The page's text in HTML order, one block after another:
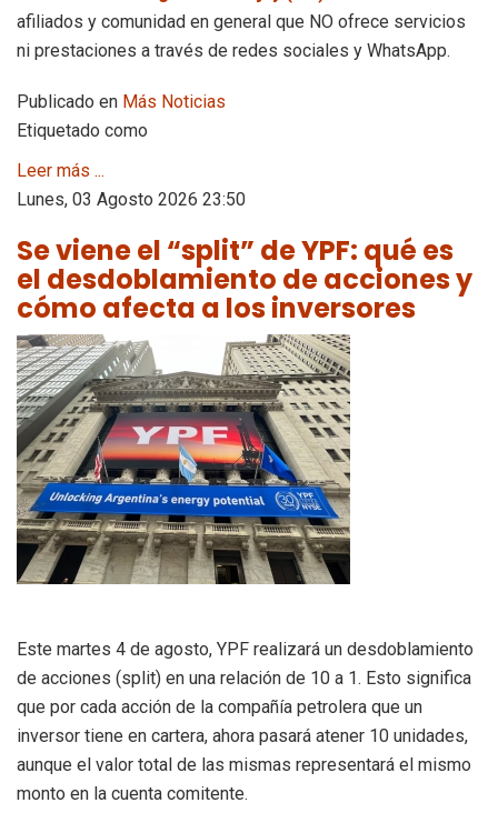
afiliados y comunidad en general que NO ofrece servicios
ni prestaciones a través de redes sociales y WhatsApp.
Publicado en Más Noticias
Etiquetado como
Leer más ...
Lunes, 03 Agosto 2026 23:50
Se viene el “split” de YPF: qué es
el desdoblamiento de acciones y
cómo afecta a los inversores
Este martes 4 de agosto, YPF realizará un desdoblamiento
de acciones (split) en una relación de 10 a 1. Esto significa
que por cada acción de la compañía petrolera que un
inversor tiene en cartera, ahora pasará atener 10 unidades,
aunque el valor total de las mismas representará el mismo
monto en la cuenta comitente.